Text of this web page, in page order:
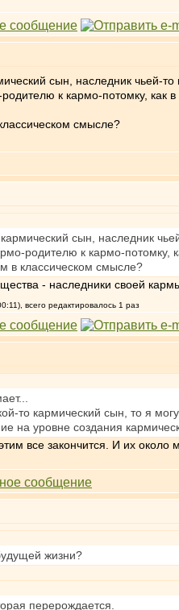
сын, наследник
к кармо-потомку, как
смысле?
сын, наследник
родителю к кармо-потомку,
в классическом смысле?
- наследники своей
всего редактировалось 1 раз
то кармический сын, то я
на уровне создания
все закончится. И их
жизни?
перерождается.